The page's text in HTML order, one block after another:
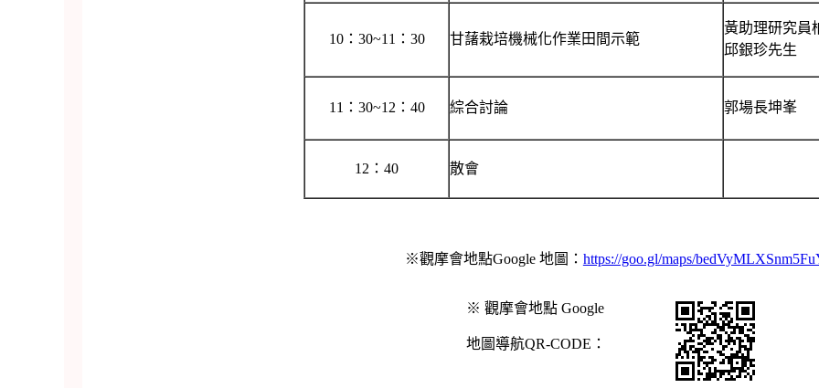
10：30~11：30 甘藷栽培機械化作業田間示範
黃助理研究員
邱銀珍先生
11：30~12：40 綜合討論 郭場長坤峯
12：40 散會
※觀摩會地點Google 地圖： https://goo.gl/maps/
※ 觀摩會地點 Google
地圖導航QR-CODE：